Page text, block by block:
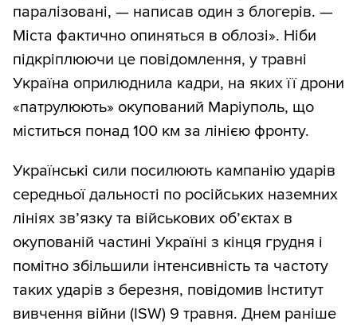
паралізовані, — написав один з блогерів. —
Міста фактично опиняться в облозі». Ніби
підкріплюючи це повідомлення, у травні
Україна оприлюднила кадри, на яких її дрони
«патрулюють» окупований Маріуполь, що
міститься понад 100 км за лінією фронту.
Українські сили посилюють кампанію ударів
середньої дальності по російських наземних
лініях зв’язку та військових об’єктах в
окупованій частині Україні з кінця грудня і
помітно збільшили інтенсивність та частоту
таких ударів з березня, повідомив Інститут
вивчення війни (ISW) 9 травня. Днем раніше